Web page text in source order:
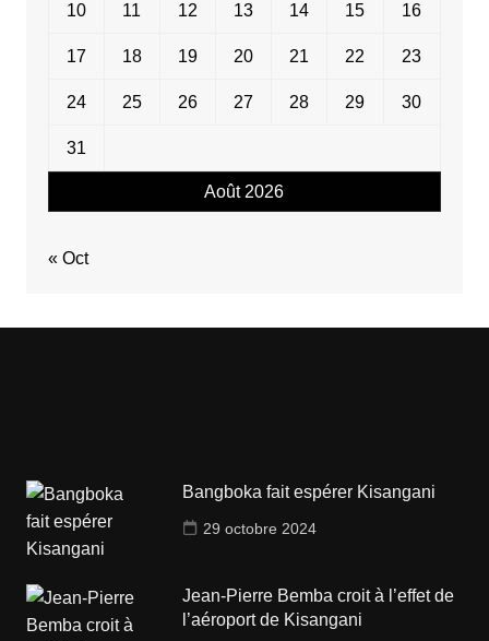
Août 2026
10 11 12 13 14 15 16
17 18 19 20 21 22 23
24 25 26 27 28 29 30
31
« Oct
Bangboka fait espérer Kisangani
29 octobre 2024
Jean-Pierre Bemba croit à l’effet de
l’aéroport de Kisangani